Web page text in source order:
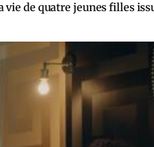
de quatre jeunes filles